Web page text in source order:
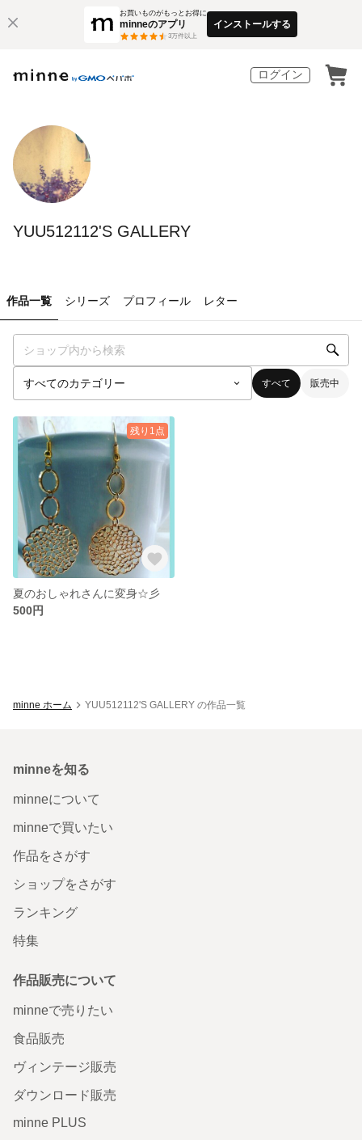
お買いものがもっとお得に
minneのアプリ
3万件以上
インストールする
ログイン
YUU512112'S GALLERY
作品一覧 シリーズ プロフィール レター
すべて 販売中
残り1点
夏のおしゃれさんに変身☆彡
500円
minne ホーム YUU512112'S GALLERY の作品一覧
minneを知る
minneについて
minneで買いたい
作品をさがす
ショップをさがす
ランキング
特集
作品販売について
minneで売りたい
食品販売
ヴィンテージ販売
ダウンロード販売
minne PLUS